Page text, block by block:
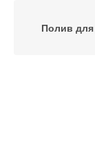
Полив